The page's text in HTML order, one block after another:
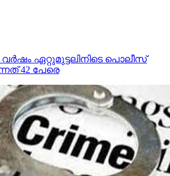
ഏറ്റുമുട്ടലിനിടെ പൊലീസ്
42 പേരെ